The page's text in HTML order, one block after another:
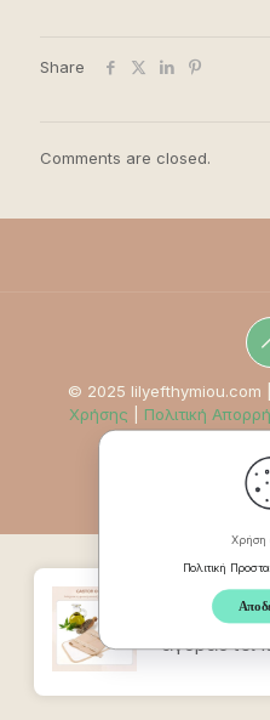
Share
Comments are closed.
© 2025 lilyefthymiou.com
Χρήσης
Πολιτική
Χρήση
Πολιτική
Προϊον
αγοραστεί